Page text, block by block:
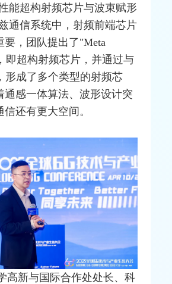
能超构射频芯片与波束赋形
通信系统中，射频前端芯片
要，团队提出了"Meta
即超构射频芯片，并通过与
形成了多个类型的射频芯
通感一体算法、波形设计突
还有更大空间。
高新与国际合作处处长、科